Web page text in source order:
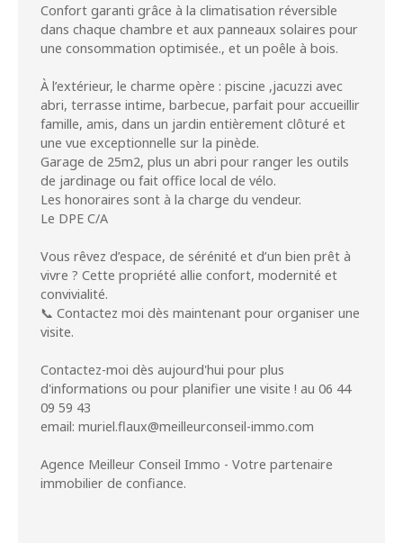
Confort garanti grâce à la climatisation réversible
dans chaque chambre et aux panneaux solaires pour
une consommation optimisée., et un poêle à bois.
À l’extérieur, le charme opère : piscine ,jacuzzi avec
abri, terrasse intime, barbecue, parfait pour accueillir
famille, amis, dans un jardin entièrement clôturé et
une vue exceptionnelle sur la pinède.
Garage de 25m2, plus un abri pour ranger les outils
de jardinage ou fait office local de vélo.
Les honoraires sont à la charge du vendeur.
Le DPE C/A
Vous rêvez d’espace, de sérénité et d’un bien prêt à
vivre ? Cette propriété allie confort, modernité et
convivialité.
📞 Contactez moi dès maintenant pour organiser une
visite.
Contactez-moi dès aujourd'hui pour plus
d'informations ou pour planifier une visite ! au 06 44
09 59 43
email: muriel.flaux@meilleurconseil-immo.com
Agence Meilleur Conseil Immo - Votre partenaire
immobilier de confiance.